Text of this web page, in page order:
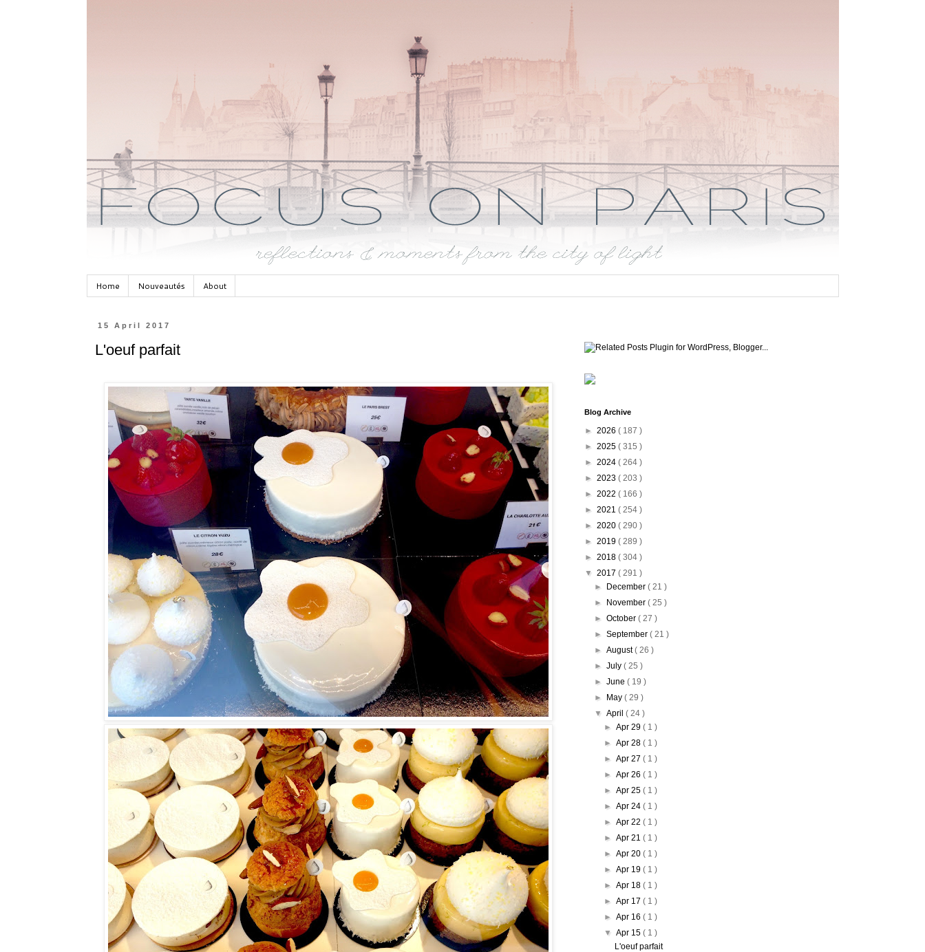
Home Nouveautés About
15 April 2017
L'oeuf parfait
Blog Archive
► 2026 ( 187 )
► 2025 ( 315 )
► 2024 ( 264 )
► 2023 ( 203 )
► 2022 ( 166 )
► 2021 ( 254 )
► 2020 ( 290 )
► 2019 ( 289 )
► 2018 ( 304 )
▼ 2017 ( 291 )
►
December ( 21 )
►
November ( 25 )
► October ( 27 )
► September ( 21 )
► August( 26 )
► July ( 25 )
► June ( 19 )
►
May ( 29 )
▼ April ( 24 )
►Apr 29( 1 )
►Apr 28( 1 )
►Apr 27( 1 )
►Apr 26( 1 )
►Apr 25( 1 )
►Apr 24( 1 )
►Apr 22( 1 )
►Apr 21( 1 )
►Apr 20( 1 )
►Apr 19( 1 )
►Apr 18( 1 )
►Apr 17( 1 )
►Apr 16( 1 )
▼Apr 15( 1 )
L'oeuf parfait